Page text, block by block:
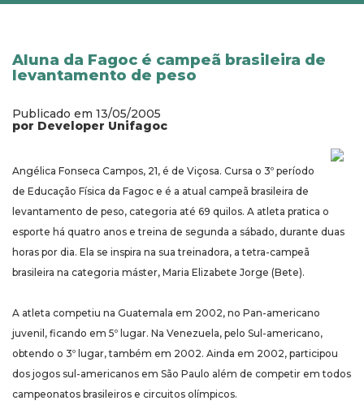
Aluna da Fagoc é campeã brasileira de
levantamento de peso
Publicado em 13/05/2005
por Developer Unifagoc
Angélica Fonseca Campos, 21, é de Viçosa. Cursa o 3º período
de Educação Física da Fagoc e é a atual campeã brasileira de
levantamento de peso, categoria até 69 quilos. A atleta pratica o
esporte há quatro anos e treina de segunda a sábado, durante duas
horas por dia. Ela se inspira na sua treinadora, a tetra-campeã
brasileira na categoria máster, Maria Elizabete Jorge (Bete).
A atleta competiu na Guatemala em 2002, no Pan-americano
juvenil, ficando em 5º lugar. Na Venezuela, pelo Sul-americano,
obtendo o 3º lugar, também em 2002. Ainda em 2002, participou
dos jogos sul-americanos em São Paulo além de competir em todos
campeonatos brasileiros e circuitos olímpicos.